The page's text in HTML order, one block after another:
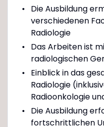
Die Ausbildung
verschiedenen
Radiologie
Das Arbeiten ist
radiologischen
Einblick in das
Radiologie
Radioonkologie
Die Ausbildung
fortschrittlichen